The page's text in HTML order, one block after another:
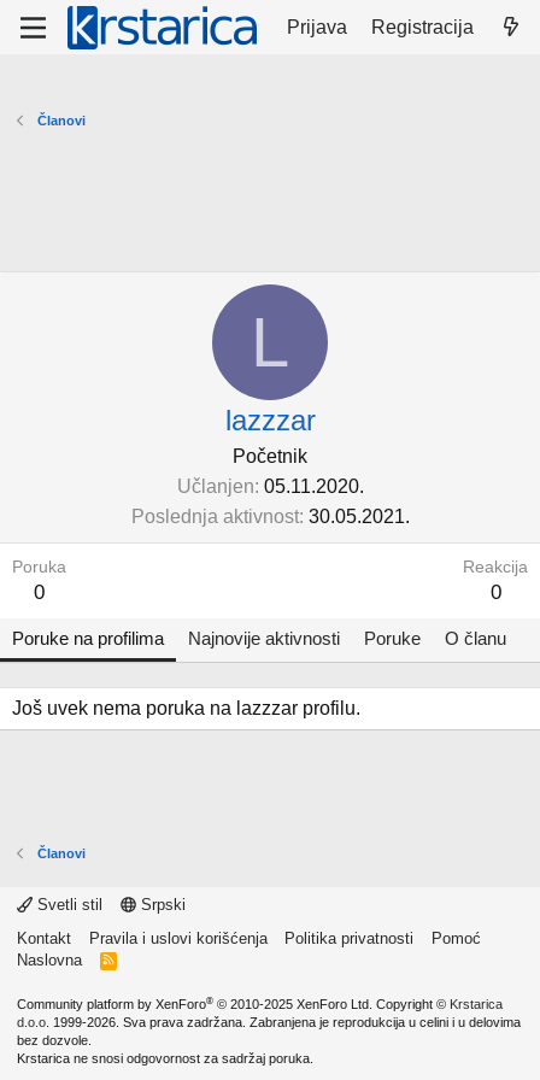
Prijava Registracija
Članovi
L
lazzzar
Početnik
Učlanjen 05.11.2020.
Poslednja aktivnost 30.05.2021.
Poruka
0
Reakcija
0
Poruke na profilima Najnovije aktivnosti Poruke O članu
Još uvek nema poruka na lazzzar profilu.
Članovi
Svetli stil
Srpski
Kontakt
Pravila i uslovi korišćenja Politika privatnosti
Pomoć
Naslovna
R
Community platform by XenForo® © 2010-2025 XenForo Ltd. Copyright © Krstarica
d.o.o. 1999-2026. Sva prava zadržana. Zabranjena je reprodukcija u celini i u delovima
bez dozvole.
Krstarica ne snosi odgovornost za sadržaj poruka.